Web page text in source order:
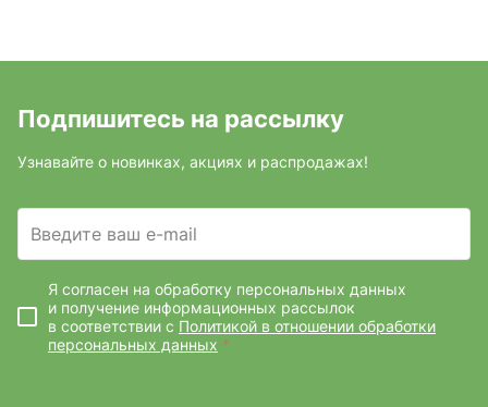
Подпишитесь на рассылку
Узнавайте о новинках, акциях и распродажах!
Введите ваш e-mail
Я согласен на обработку персональных данных
и получение информационных рассылок
в соответствии с Политикой в отношении обработки
персональных данных *